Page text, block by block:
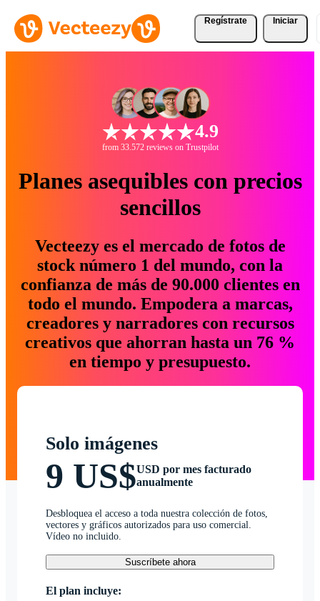
Regístrate Iniciar
4.9
from 33.572 reviews on Trustpilot
Planes asequibles con precios
sencillos
Vecteezy es el mercado de fotos de
stock número 1 del mundo, con la
confianza de más de 90.000 clientes en
todo el mundo. Empodera a marcas,
creadores y narradores con recursos
creativos que ahorran hasta un 76 %
en tiempo y presupuesto.
Solo imágenes
9 US$USD por mes facturado
anualmente
Desbloquea el acceso a toda nuestra colección de fotos,
vectores y gráficos autorizados para uso comercial.
Vídeo no incluido.
Suscríbete ahora
El plan incluye: